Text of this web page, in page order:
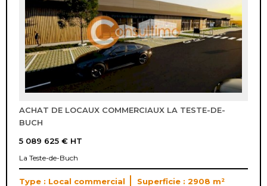
ACHAT DE LOCAUX COMMERCIAUX LA TESTE-DE-
BUCH
5 089 625 € HT
La Teste-de-Buch
Type : Local commercial Superficie : 2908 m²